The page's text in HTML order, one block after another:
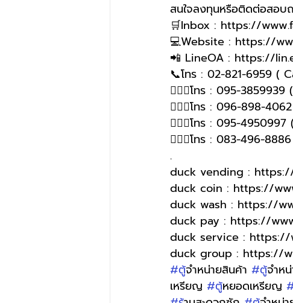
สนใจลงทุนหรือติดต่อสอบ
🛒Inbox : https://
💻Website : https://
📲 LineOA : https://
📞โทร : 02-821-6959 (
🙋🏻‍♀️โทร : 095-3859939
🙋🏻‍♀โทร : 096-898-
🙋🏻‍♀โทร : 095-
🙋🏻‍♀️โทร : 083-496-
.
duck vending :
duck coin : https://
duck wash : https://
duck pay : https://
duck service : https://
duck group : https://
#ตู้จำหน่ายสินค้า #ตจำห
เหรียญ #ตู้หยอดเหรียญ